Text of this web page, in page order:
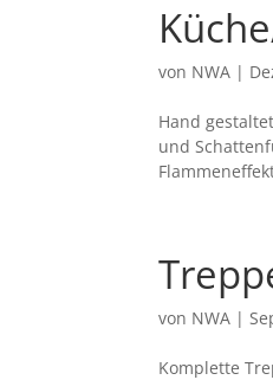
von NWA |
Hand
und
von NWA |
Komplette